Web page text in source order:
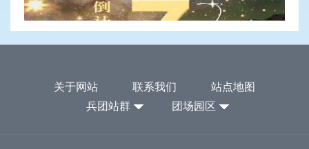
关于网站 联系我们
站点地图
兵团站群
团场园区